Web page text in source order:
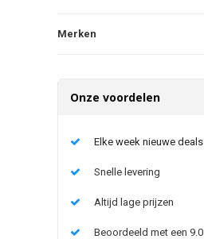
Merken
Onze voordelen
Elke week nieuwe deals
Snelle levering
Altijd lage prijzen
Beoordeeld met een 9.0